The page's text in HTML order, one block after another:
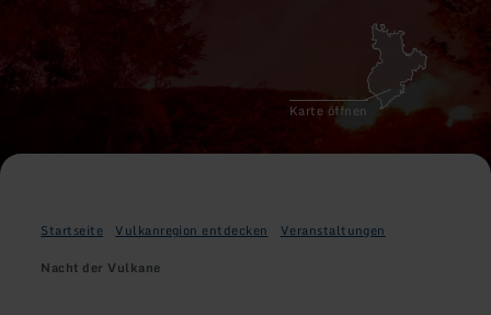
Karte öffnen
Startseite Vulkanregion entdecken
Veranstaltungen
Nacht der Vulkane